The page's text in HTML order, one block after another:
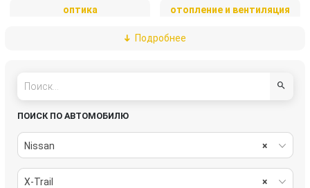
оптика отопление и вентиляция
пассивная безопасность
система охлаждения
стеклоочистители
топливная система тормозная система
Подробнее
ПОИСК ПО АВТОМОБИЛЮ
×
Nissan
×
X-Trail